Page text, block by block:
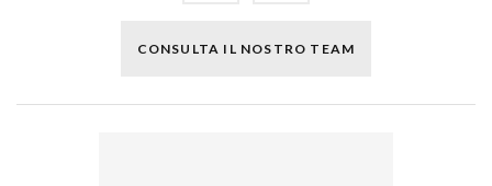
CONSULTA IL NOSTRO TEAM